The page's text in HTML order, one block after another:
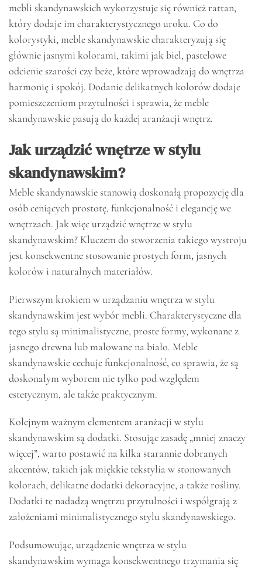
mebli skandynawskich wykorzystuje się również rattan,
który dodaje im charakterystycznego uroku. Co do
kolorystyki, meble skandynawskie charakteryzują się
głównie jasnymi kolorami, takimi jak biel, pastelowe
odcienie szarości czy beże, które wprowadzają do wnętrza
harmonię i spokój. Dodanie delikatnych kolorów dodaje
pomieszczeniom przytulności i sprawia, że meble
skandynawskie pasują do każdej aranżacji wnętrz.
Jak urządzić wnętrze w stylu
skandynawskim?
Meble skandynawskie stanowią doskonałą propozycję dla
osób ceniących prostotę, funkcjonalność i elegancję we
wnętrzach. Jak więc urządzić wnętrze w stylu
skandynawskim? Kluczem do stworzenia takiego wystroju
jest konsekwentne stosowanie prostych form, jasnych
kolorów i naturalnych materiałów.
Pierwszym krokiem w urządzaniu wnętrza w stylu
skandynawskim jest wybór mebli. Charakterystyczne dla
tego stylu są minimalistyczne, proste formy, wykonane z
jasnego drewna lub malowane na biało. Meble
skandynawskie cechuje funkcjonalność, co sprawia, że są
doskonałym wyborem nie tylko pod względem
estetycznym, ale także praktycznym.
Kolejnym ważnym elementem aranżacji w stylu
skandynawskim są dodatki. Stosując zasadę „mniej znaczy
więcej”, warto postawić na kilka starannie dobranych
akcentów, takich jak miękkie tekstylia w stonowanych
kolorach, delikatne dodatki dekoracyjne, a także rośliny.
Dodatki te nadadzą wnętrzu przytulności i współgrają z
założeniami minimalistycznego stylu skandynawskiego.
Podsumowując, urządzenie wnętrza w stylu
skandynawskim wymaga konsekwentnego trzymania się